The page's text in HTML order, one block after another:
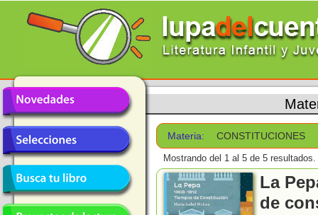
Materia: CONSTITUCIONES
Mostrando del 1 al 5 de 5 resultados.
La
de